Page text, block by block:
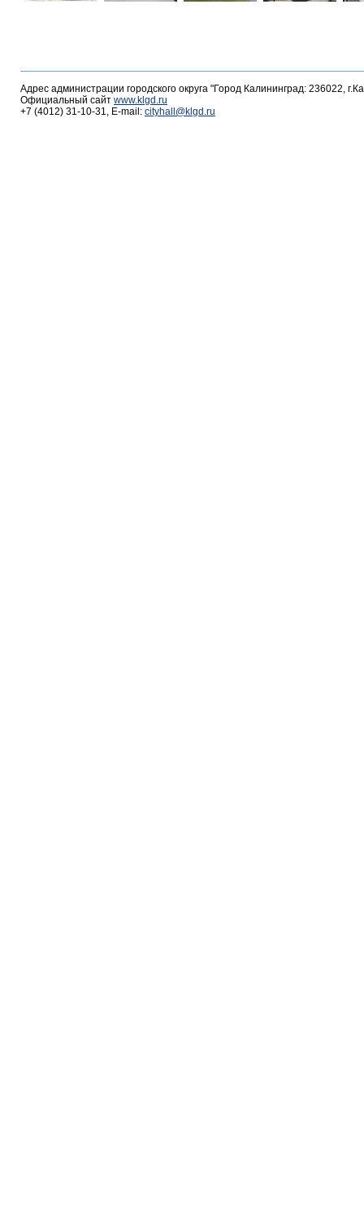
Адрес администрации городского округа "Город Калининград: 236022,
Официальный сайт www.klgd.ru
+7 (4012) 31-10-31, E-mail: cityhall@klgd.ru